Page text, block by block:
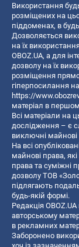
Використання
розміщених на
піддоменах, в
Дозволяється
на їх
OBOZ.UA, а для
дозволу на їх
розміщення
гіперпосилання
https://
матеріал в
Всі матеріали на
дослідження – є
виключні
На всі
майнові права,
права та суміжні
дозволу ТОВ
підлягають
будь-якій формі.
Редакція
авторському
в рекламних
Заборонено